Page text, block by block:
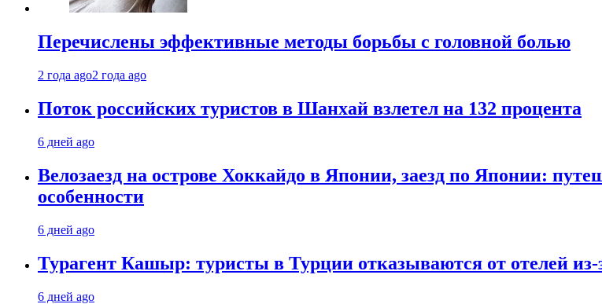
Перечислены эффективные методы борьбы с головной болью
2 года ago2 года ago
Поток российских туристов в Шанхай взлетел на 132 процента
6 дней ago
Велозаезд на острове Хоккайдо в Японии, заезд по Японии:
особенности
6 дней ago
Турагент Кашыр: туристы в Турции отказываются от отелей из-
6 дней ago